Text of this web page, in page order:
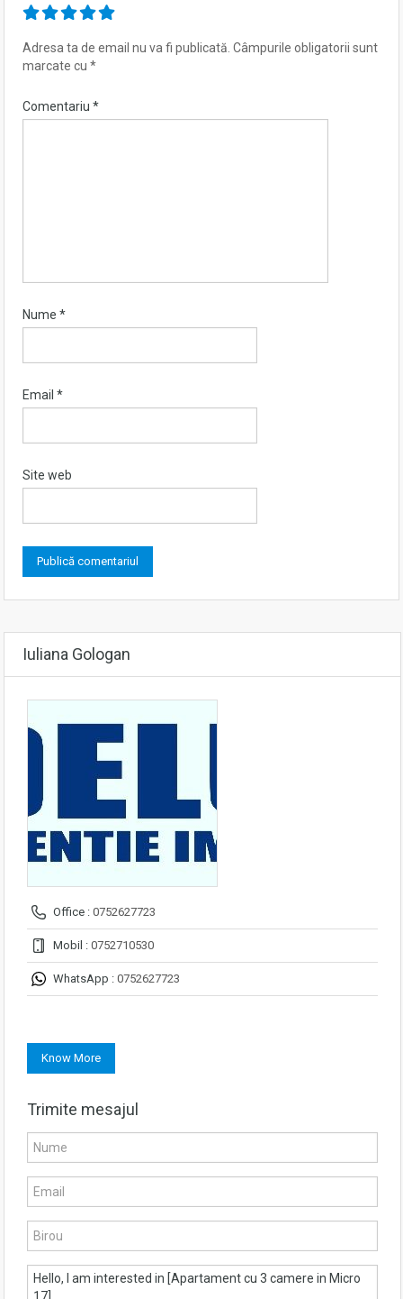
Adresa ta de email nu va fi publicată. Câmpurile obligatorii sunt
marcate cu *
Comentariu *
Nume *
Email *
Site web
Iuliana Gologan
Office : 0752627723
Mobil : 0752710530
WhatsApp : 0752627723
Know More
Trimite mesajul